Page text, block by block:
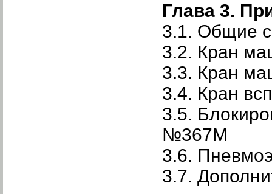
Глава 3.
3.1. Общие
3.2. Кран
3.3. Кран
3.4. Кран
3.5.
№367М
3.6.
3.7.